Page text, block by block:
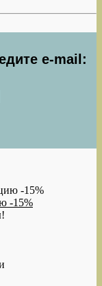
e-mail:
-15%